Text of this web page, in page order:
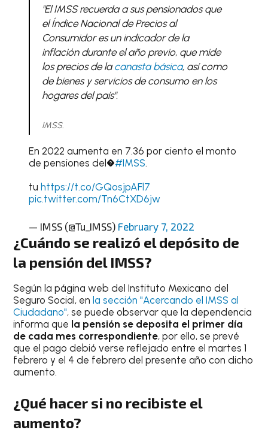
"El IMSS recuerda a sus pensionados que
el Índice Nacional de Precios al
Consumidor es un indicador de la
inflación durante el año previo, que mide
los precios de lacanasta básica, así como
de bienes y servicios de consumo en los
hogares del país".
IMSS.
En 2022 aumenta en 7.36 por ciento el monto
de pensiones del�#IMSS.
tu https://t.co/GQosjpAFl7
pic.twitter.com/Tn6CtXD6jw
— IMSS (@Tu_IMSS) February 7, 2022
¿Cuándo se realizó el depósito de
la pensión del IMSS?
Según la página web del Instituto Mexicano del
Seguro Social, enla sección "Acercando el IMSS al
Ciudadano", se puede observar que la dependencia
informa que la pensión se deposita el primer día
de cada mes correspondiente, por ello, se prevé
que el pago debió verse reflejado entre el martes 1
febrero y el 4 de febrero del presente año con dicho
aumento.
¿Qué hacer si no recibiste el
aumento?